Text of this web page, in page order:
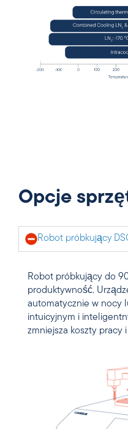
Opcje
Robot próbkujący
Robot próbkujący do
produktywność.
automatycznie w nocy
intuicyjnym i
zmniejsza koszty pracy